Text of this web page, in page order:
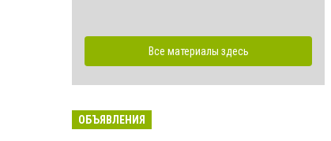
Все материалы здесь
ОБЪЯВЛЕНИЯ